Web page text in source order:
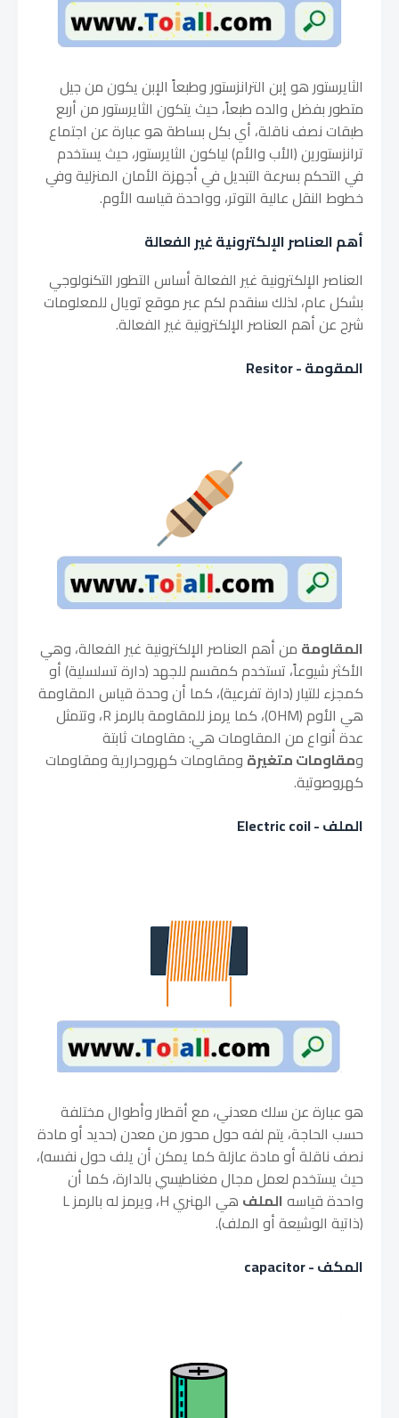
الثايرستور هو إبن الترانزستور وطبعاً الإبن يكون من جيل
متطور بفضل والده طبعاً، حيث يتكون الثايرستور من أربع
طبقات نصف ناقلة، أي بكل بساطة هو عبارة عن اجتماع
ترانزستورين (الأب والأم) لياكون الثايرستور، حيث يستخدم
في التحكم بسرعة التبديل في أجهزة الأمان المنزلية وفي
خطوط النقل عالية التوتر، وواحدة قياسه الأوم.
أهم العناصر الإلكترونية غير الفعالة
العناصر الإلكترونية غير الفعالة أساس التطور التكنولوجي
بشكل عام، لذلك سنقدم لكم عبر موقع تويال للمعلومات
شرح عن أهم العناصر الإلكترونية غير الفعالة.
المقومة - Resitor
المقاومة من أهم العناصر الإلكترونية غير الفعالة، وهي
الأكثر شيوعاً، تستخدم كمقسم للجهد (دارة تسلسلية) أو
كمجزء للتيار (دارة تفرعية)، كما أن وحدة قياس المقاومة
هي الأوم (OHM)، كما يرمز للمقاومة بالرمز R، وتتمثل
عدة أنواع من المقاومات هي: مقاومات ثابتة
ومقاومات متغيرة ومقاومات كهروحرارية ومقاومات
كهروصوتية.
الملف - Electric coil
هو عبارة عن سلك معدني، مع أقطار وأطوال مختلفة
حسب الحاجة، يتم لفه حول محور من معدن (حديد أو مادة
نصف ناقلة أو مادة عازلة كما يمكن أن يلف حول نفسه)،
حيث يستخدم لعمل مجال مغناطيسي بالدارة، كما أن
واحدة قياسه الملف
هي الهنري H، ويرمز له بالرمز L
(ذاتية الوشيعة أو الملف).
المكف - capacitor